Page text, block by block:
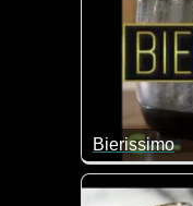
Bierissimo
Schluss mit